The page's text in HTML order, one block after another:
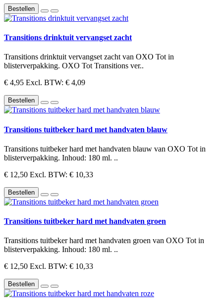
Bestellen
Transitions drinktuit vervangset zacht
Transitions drinktuit vervangset zacht van OXO Tot in
blisterverpakking. OXO Tot Transitions ver..
€ 4,95 Excl. BTW: € 4,09
Bestellen
Transitions tuitbeker hard met handvaten blauw
Transitions tuitbeker hard met handvaten blauw van OXO Tot in
blisterverpakking. Inhoud: 180 ml. ..
€ 12,50 Excl. BTW: € 10,33
Bestellen
Transitions tuitbeker hard met handvaten groen
Transitions tuitbeker hard met handvaten groen van OXO Tot in
blisterverpakking. Inhoud: 180 ml. ..
€ 12,50 Excl. BTW: € 10,33
Bestellen